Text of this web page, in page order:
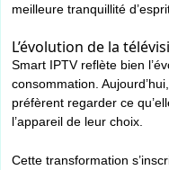
meilleure tranquillité
L’évolution de la
Smart IPTV reflète bien
consommation.
préfèrent regarder ce
l’appareil de leur choix.
Cette transformation